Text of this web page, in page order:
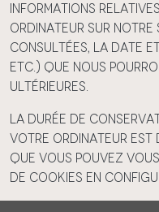
informations
ordinateur sur notre
consultées, la date
etc.) que nous
ultérieures.
La durée de
votre ordinateur est
que vous pouvez
de cookies en